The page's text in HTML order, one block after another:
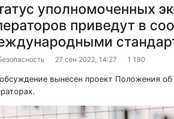
уполномоченных
приведут в
27 сен 2022, 14:27 1 190
вынесен проект Положения